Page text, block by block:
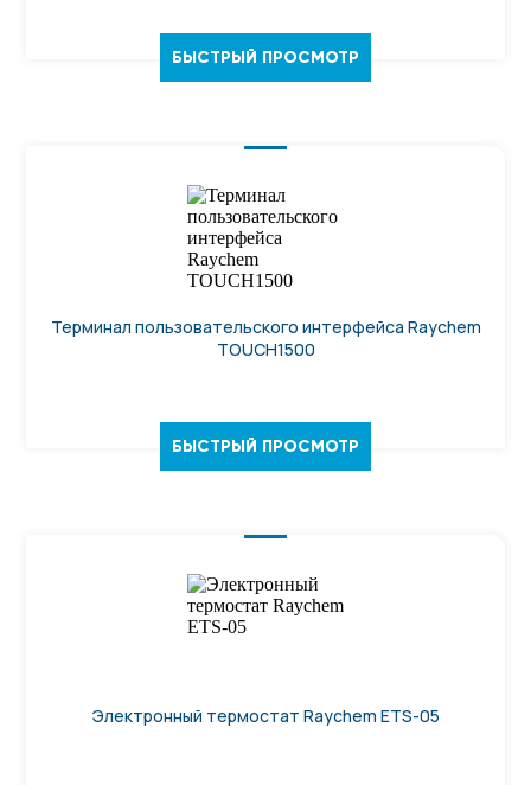
БЫСТРЫЙ ПРОСМОТР
Терминал пользовательского интерфейса Raychem
TOUCH1500
БЫСТРЫЙ ПРОСМОТР
Электронный термостат Raychem ETS-05